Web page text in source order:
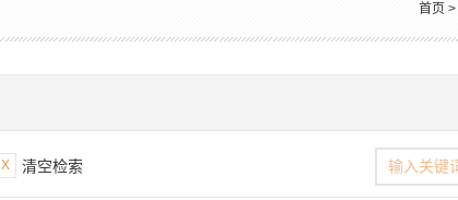
首页 >
X 清空检索